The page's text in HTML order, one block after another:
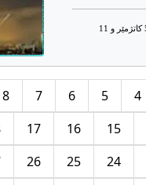
2 ساڵ و 3 مانگ و 24 ڕۆژ و 5 کاتژمێر و 11
4
5
6
7
8
15
16
17
24
25
26